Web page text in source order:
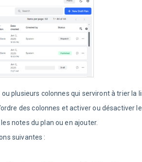
plusieurs colonnes qui serviront à trier la
des colonnes et activer ou désactiver
notes du plan ou en ajouter.
suivantes :